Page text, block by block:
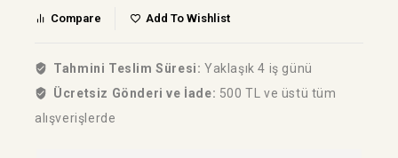
Compare Add To Wishlist
Tahmini Teslim Süresi: Yaklaşık 4 iş günü
Ücretsiz Gönderi ve İade: 500 TL ve üstü tüm
alışverişlerde